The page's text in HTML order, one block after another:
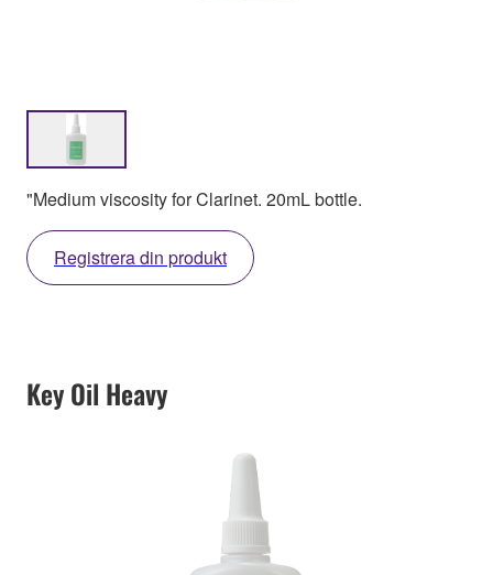
"Medium viscosity for Clarinet. 20mL bottle.
Registrera din produkt
Key Oil Heavy